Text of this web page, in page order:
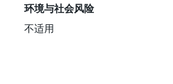
环境与社会风险
不适用